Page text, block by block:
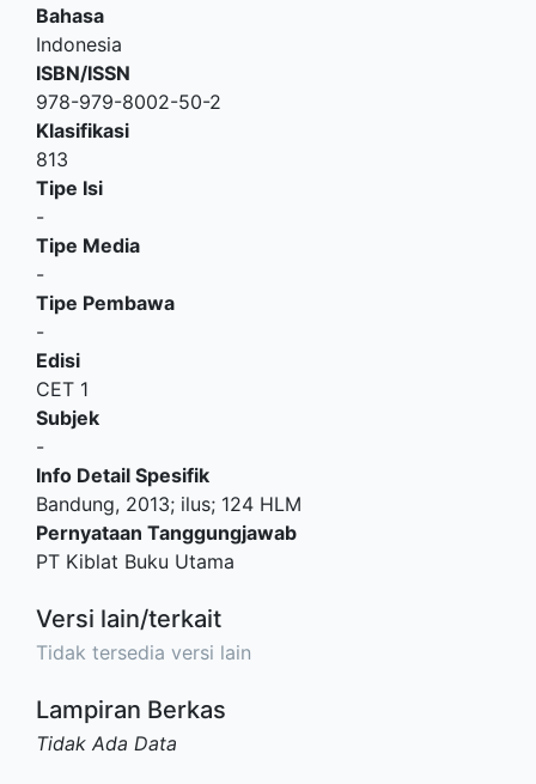
Bahasa
Indonesia
ISBN/ISSN
978-979-8002-50-2
Klasifikasi
813
Tipe Isi
-
Tipe Media
-
Tipe Pembawa
-
Edisi
CET 1
Subjek
-
Info Detail Spesifik
Bandung, 2013; ilus; 124 HLM
Pernyataan Tanggungjawab
PT Kiblat Buku Utama
Versi lain/terkait
Tidak tersedia versi lain
Lampiran Berkas
Tidak Ada Data